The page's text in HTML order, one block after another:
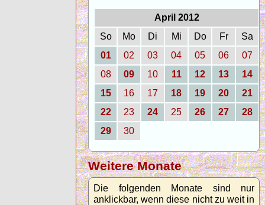
April 2012
So
Mo Di Mi Do Fr
Sa
01
02 03 04 05 06
07
08
09 10 11 12 13
14
15
16 17 18 19 20
21
22
23 24 25 26 27
28
29
30
Weitere Monate
Die folgenden Monate sind nur
anklickbar, wenn diese nicht zu weit in